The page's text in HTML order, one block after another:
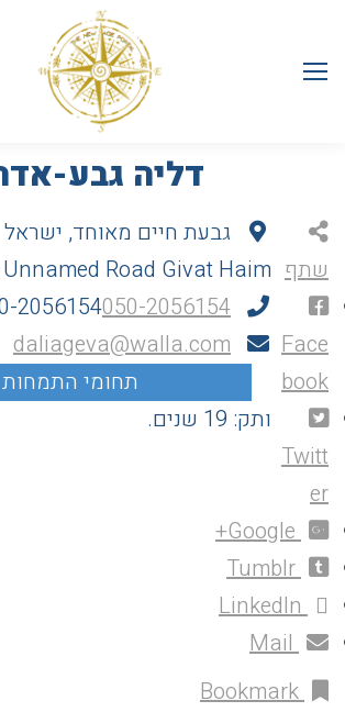
דליה גבע-
גבעת חיים מאוחד, ישראל
Unnamed Road Givat Haim
2056154050-2056154
daliageva@walla.com
ותק: 19 שנים.
שתף
Face
book
Twitt
er
Google+
Tumblr
LinkedIn
Mail
Bookmark